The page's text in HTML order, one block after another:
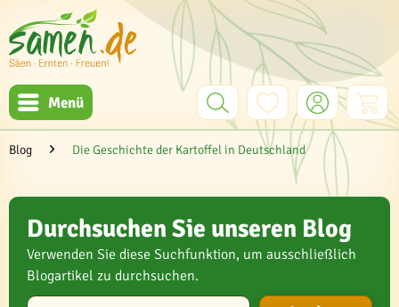
Menü
Blog Die Geschichte der Kartoffel in Deutschland
Durchsuchen Sie unseren Blog
Verwenden Sie diese Suchfunktion, um ausschließlich
Blogartikel zu durchsuchen.
Blog durchsuchen